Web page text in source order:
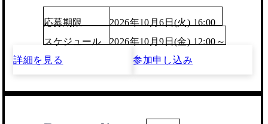
応募期限
2026年10月6日(火) 16:00
スケジュール
2026年10月9日(金) 12:00～
詳細を見る
参加申し込み